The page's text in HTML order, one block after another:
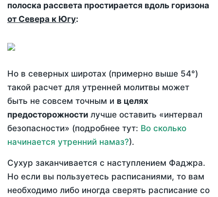
полоска рассвета простирается вдоль горизона
от Севера к Югу:
Но в северных широтах (примерно выше 54°)
такой расчет для утренней молитвы может
быть не совсем точным и в целях
предосторожности лучше оставить «интервал
безопасности» (подробнее тут: Во сколько
начинается утренний намаз?).
Сухур заканчивается с наступлением Фаджра.
Но если вы пользуетесь расписаниями, то вам
необходимо либо иногда сверять расписание со